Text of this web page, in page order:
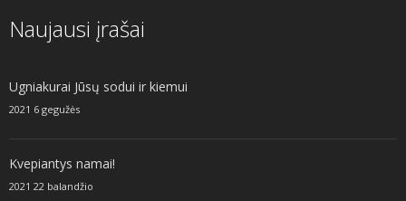
Naujausi įrašai
Ugniakurai Jūsų sodui ir kiemui
2021 6 gegužės
Kvepiantys namai!
2021 22 balandžio